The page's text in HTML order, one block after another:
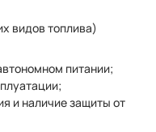
видов топлива)
питании;
и наличие защиты от